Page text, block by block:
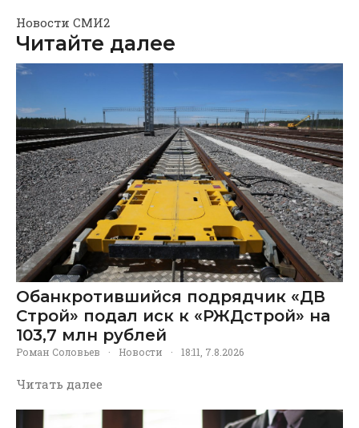
Новости СМИ2
Читайте далее
Обанкротившийся подрядчик «ДВ
Строй» подал иск к «РЖДстрой» на
103,7 млн рублей
Роман Соловьев · Новости · 18:11, 7.8.2026
Читать далее